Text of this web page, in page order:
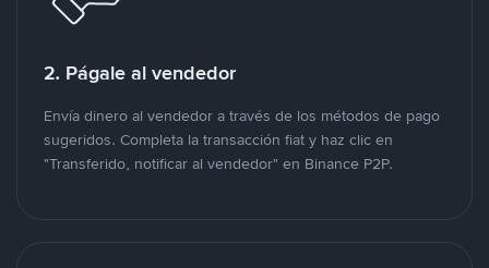
2. Págale al vendedor
Envía dinero al vendedor a través de los métodos de pago
sugeridos. Completa la transacción fiat y haz clic en
"Transferido, notificar al vendedor" en Binance P2P.